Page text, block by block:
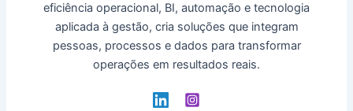
eficiência operacional, BI, automação e tecnologia
aplicada à gestão, cria soluções que integram
pessoas, processos e dados para transformar
operações em resultados reais.